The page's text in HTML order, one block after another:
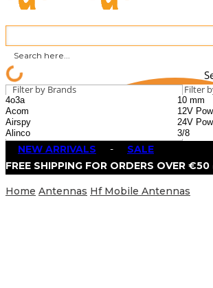
Filter by Brands Filter
NEW ARRIVALS - SALE
FREE SHIPPING FOR ORDERS OVER €50
Home Antennas Hf Mobile Antennas